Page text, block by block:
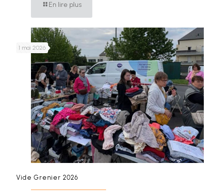
En lire plus
1 mai 2026
Vide Grenier 2026